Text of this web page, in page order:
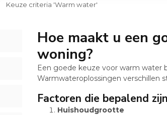
Keuze criteria 'Warm water'
Hoe maakt u een
woning?
Een goede keuze voor warm water
Warmwateroplossingen verschillen
Factoren die bepalend
Huishoudgrootte